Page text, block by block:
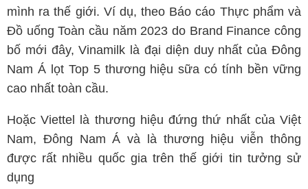
mình ra thế giới. Ví dụ, theo Báo cáo Thực phẩm và
Đồ uống Toàn cầu năm 2023 do Brand Finance công
bố mới đây, Vinamilk là đại diện duy nhất của Đông
Nam Á lọt Top 5 thương hiệu sữa có tính bền vững
cao nhất toàn cầu.
Hoặc Viettel là thương hiệu đứng thứ nhất của Việt
Nam, Đông Nam Á và là thương hiệu viễn thông
được rất nhiều quốc gia trên thế giới tin tưởng sử
dụng